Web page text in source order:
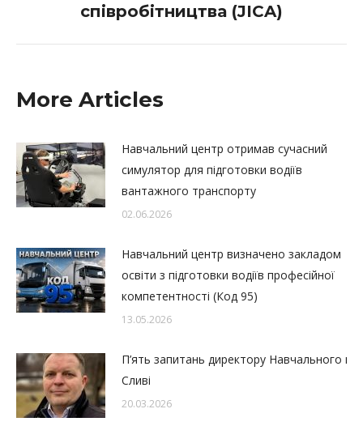
співробітництва (JICA)
More Articles
Навчальний центр отримав сучасний
симулятор для підготовки водіїв
вантажного транспорту
02.06.2026
Навчальний центр визначено закладом
освіти з підготовки водіїв професійної
компетентності (Код 95)
13.05.2026
П’ять запитань директору Навчального
Сливі
20.03.2026